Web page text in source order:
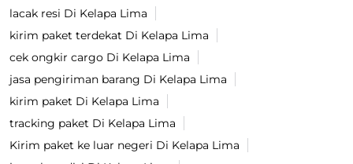
lacak resi Di Kelapa Lima
kirim paket terdekat Di Kelapa Lima
cek ongkir cargo Di Kelapa Lima
jasa pengiriman barang Di Kelapa Lima
kirim paket Di Kelapa Lima
tracking paket Di Kelapa Lima
Kirim paket ke luar negeri Di Kelapa Lima